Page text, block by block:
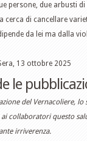
persone, due arbusti
di cancellare
da lei ma dalla
13 ottobre 2025
le
del Vernacoliere,
collaboratori questo
irriverenza.